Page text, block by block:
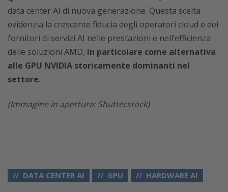
data center AI di nuova generazione. Questa scelta
evidenzia la crescente fiducia degli operatori cloud e dei
fornitori di servizi AI nelle prestazioni e nell’efficienza
delle soluzioni AMD, in particolare come alternativa
alle GPU NVIDIA storicamente dominanti nel
settore.
(Immagine in apertura: Shutterstock)
DATA CENTER AI GPU HARDWARE AI